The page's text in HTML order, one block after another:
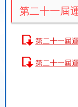
第二十一屆
第二十一屆
第二十一屆